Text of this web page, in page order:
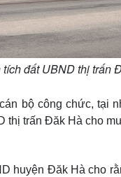
đất UBND thị trấn
bộ công chức, tại
thị trấn Đăk Hà cho
huyện Đăk Hà cho